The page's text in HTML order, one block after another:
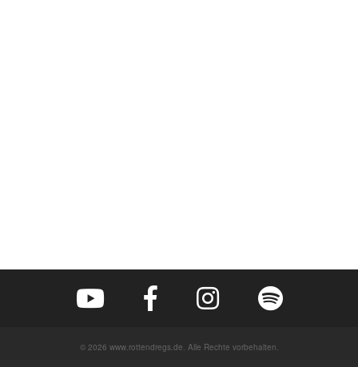
© 2026 www.rottendregs.de. Alle Rechte vorbehalten.